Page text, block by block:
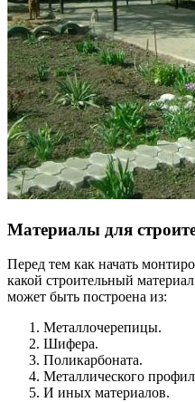
Материалы для
Перед тем как начать
какой строительный
может быть построена из:
Металлочерепицы.
Шифера.
Поликарбоната.
Металлического
И иных материалов.